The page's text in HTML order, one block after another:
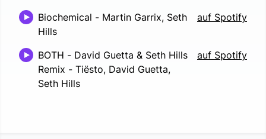
Biochemical - Martin Garrix, Seth
Hills
auf Spotify
BOTH - David Guetta & Seth Hills
Remix - Tiësto, David Guetta,
Seth Hills
auf Spotify